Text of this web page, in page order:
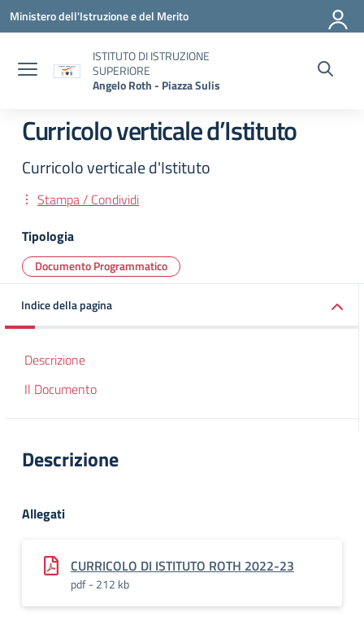
Vai ai contenuti
Vai al menu di navigazione
Vai al footer
Ministero dell'Istruzione e del Merito
ISTITUTO DI ISTRUZIONE
SUPERIORE
Angelo Roth - Piazza Sulis
Curricolo verticale d’Istituto
Curricolo verticale d'Istituto
Stampa / Condividi
Tipologia
Documento Programmatico
Indice della pagina
Descrizione
Il Documento
Descrizione
Allegati
CURRICOLO DI ISTITUTO ROTH 2022-23
pdf - 212 kb